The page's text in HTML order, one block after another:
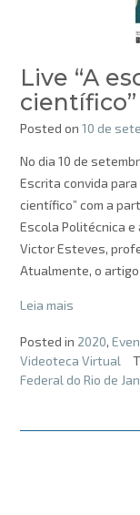
Live “A
Posted on 10 de
No dia 10 de
Escrita convida
científico” com a
Escola Politécnica e
Victor Esteves,
Atualmente, o
Leia mais
Posted in 2020,
Videoteca Virtual
Federal do Rio de